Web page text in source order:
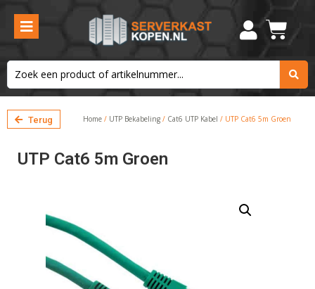
Terug Home / UTP Bekabeling / Cat6 UTP Kabel / UTP Cat6 5m Groen
UTP Cat6 5m Groen